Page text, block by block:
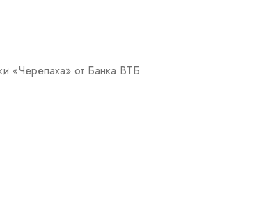
«Черепаха» от Банка ВТБ